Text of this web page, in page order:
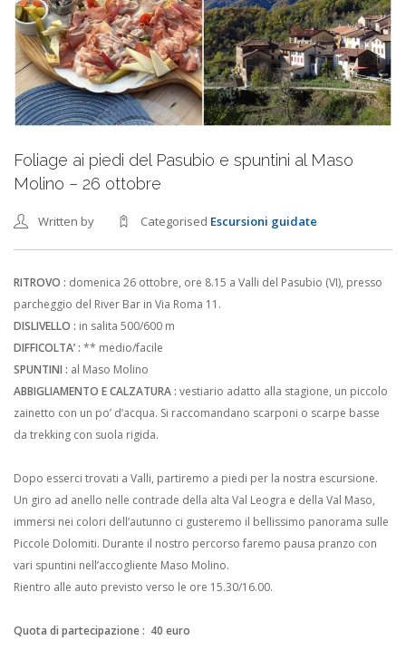
Foliage ai piedi del Pasubio e spuntini al Maso
Molino – 26 ottobre
Written by Categorised Escursioni guidate
RITROVO : domenica 26 ottobre, ore 8.15 a Valli del Pasubio (VI), presso
parcheggio del River Bar in Via Roma 11.
DISLIVELLO : in salita 500/600 m
DIFFICOLTA’ : ** medio/facile
SPUNTINI : al Maso Molino
ABBIGLIAMENTO E CALZATURA : vestiario adatto alla stagione, un piccolo
zainetto con un po’ d’acqua. Si raccomandano scarponi o scarpe basse
da trekking con suola rigida.
Dopo esserci trovati a Valli, partiremo a piedi per la nostra escursione.
Un giro ad anello nelle contrade della alta Val Leogra e della Val Maso,
immersi nei colori dell’autunno ci gusteremo il bellissimo panorama sulle
Piccole Dolomiti. Durante il nostro percorso faremo pausa pranzo con
vari spuntini nell’accogliente Maso Molino.
Rientro alle auto previsto verso le ore 15.30/16.00.
Quota di partecipazione : 40 euro